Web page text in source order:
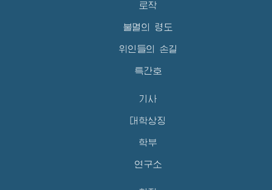
로작
불멸의 령도
위인들의 손길
특간호
기사
대학상징
학부
연구소